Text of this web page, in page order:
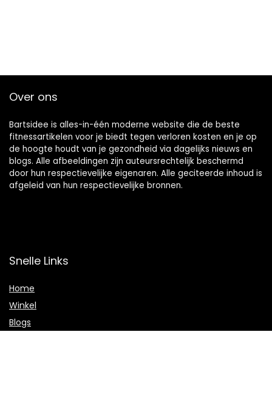
Over ons
Bartsidee is alles-in-één moderne website die de beste
fitnessartikelen voor je biedt tegen verloren kosten en je op
de hoogte houdt van je gezondheid via dagelijks nieuws en
blogs. Alle afbeeldingen zijn auteursrechtelijk beschermd
door hun respectievelijke eigenaren. Alle geciteerde inhoud is
afgeleid van hun respectievelijke bronnen.
Snelle Links
Home
Winkel
Blogs